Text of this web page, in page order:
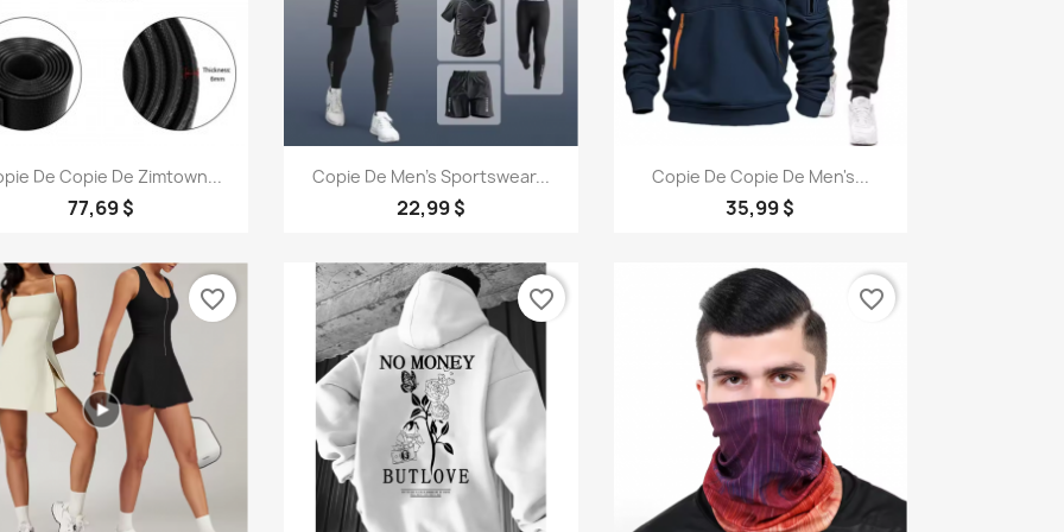
Aperçu rapide
De Copie De Zimtown...
77,69 $
Aperçu rapide
Copie De Men's Sportswear...
22,99 $
Aperçu rapide
Copie De Copie De Men's...
35,99 $
favorite_border favorite_border favorite_border